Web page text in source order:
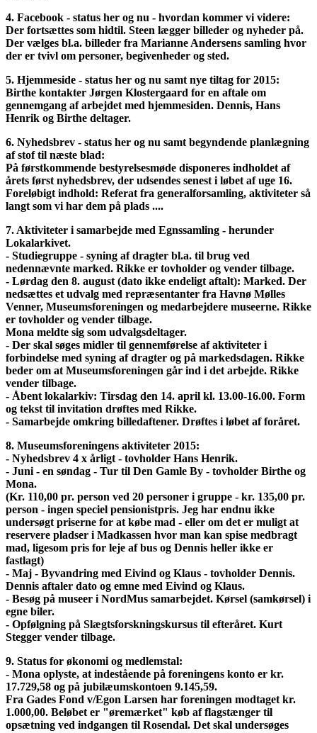
4. Facebook - status her og nu - hvordan kommer vi videre:
Der fortsættes som hidtil. Steen lægger billeder og nyheder på.
Der vælges bl.a. billeder fra Marianne Andersens samling hvor
der er tvivl om personer, begivenheder og sted.
5. Hjemmeside - status her og nu samt nye tiltag for 2015:
Birthe kontakter Jørgen Klostergaard for en aftale om
gennemgang af arbejdet med hjemmesiden. Dennis, Hans
Henrik og Birthe deltager.
6. Nyhedsbrev - status her og nu samt begyndende planlægning
af stof til næste blad:
På førstkommende bestyrelsesmøde disponeres indholdet af
årets først nyhedsbrev, der udsendes senest i løbet af uge 16.
Foreløbigt indhold: Referat fra generalforsamling, aktiviteter så
langt som vi har dem på plads ....
7. Aktiviteter i samarbejde med Egnssamling - herunder
Lokalarkivet.
- Studiegruppe - syning af dragter bl.a. til brug ved
nedennævnte marked. Rikke er tovholder og vender tilbage.
- Lørdag den 8. august (dato ikke endeligt aftalt): Marked. Der
nedsættes et udvalg med repræsentanter fra Havnø Mølles
Venner, Museumsforeningen og medarbejdere museerne. Rikke
er tovholder og vender tilbage.
Mona meldte sig som udvalgsdeltager.
- Der skal søges midler til gennemførelse af aktiviteter i
forbindelse med syning af dragter og på markedsdagen. Rikke
beder om at Museumsforeningen går ind i det arbejde. Rikke
vender tilbage.
- Åbent lokalarkiv: Tirsdag den 14. april kl. 13.00-16.00. Form
og tekst til invitation drøftes med Rikke.
- Samarbejde omkring billedaftener. Drøftes i løbet af foråret.
8. Museumsforeningens aktiviteter 2015:
- Nyhedsbrev 4 x årligt - tovholder Hans Henrik.
- Juni - en søndag - Tur til Den Gamle By - tovholder Birthe og
Mona.
(Kr. 110,00 pr. person ved 20 personer i gruppe - kr. 135,00 pr.
person - ingen speciel pensionistpris. Jeg har endnu ikke
undersøgt priserne for at købe mad - eller om det er muligt at
reservere pladser i Madkassen hvor man kan spise medbragt
mad, ligesom pris for leje af bus og Dennis heller ikke er
fastlagt)
- Maj - Byvandring med Eivind og Klaus - tovholder Dennis.
Dennis aftaler dato og emne med Eivind og Klaus.
- Besøg på museer i NordMus samarbejdet. Kørsel (samkørsel) i
egne biler.
- Opfølgning på Slægtsforskningskursus til efteråret. Kurt
Stegger vender tilbage.
9. Status for økonomi og medlemstal:
- Mona oplyste, at indestående på foreningens konto er kr.
17.729,58 og på jubilæumskontoen 9.145,59.
Fra Gades Fond v/Egon Larsen har foreningen modtaget kr.
1.000,00. Beløbet er "øremærket" køb af flagstænger til
opsætning ved indgangen til Rosendal. Det skal undersøges